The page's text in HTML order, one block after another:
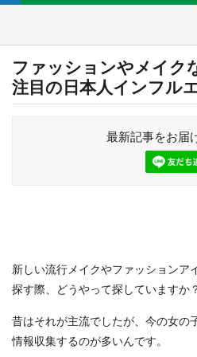
ファッションやメイク
注目の日本人インフル
最新記事をお届
新しい流行メイクやファッションア
探す際、どうやって探していますか
昔はそれが主流でしたが、今の女の
情報収集するのが多いんです。